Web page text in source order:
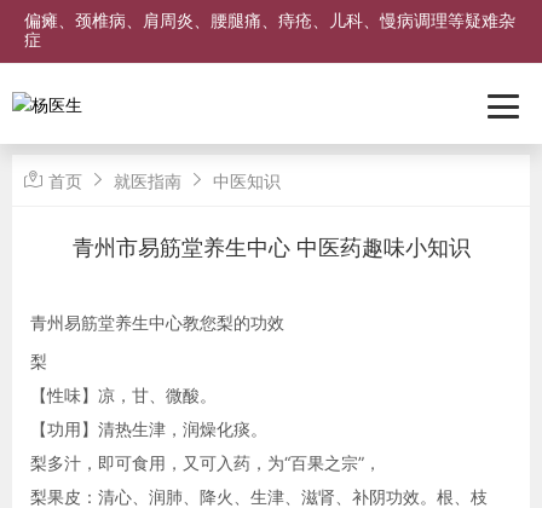
偏瘫、颈椎病、肩周炎、腰腿痛、痔疮、儿科、慢病调理等疑难杂
症
首页 就医指南 中医知识
青州市易筋堂养生中心 中医药趣味小知识
青州易筋堂养生中心教您梨的功效
梨
【性味】凉，甘、微酸。
【功用】清热生津，润燥化痰。
梨多汁，即可食用，又可入药，为“百果之宗”，
梨果皮：清心、润肺、降火、生津、滋肾、补阴功效。根、枝